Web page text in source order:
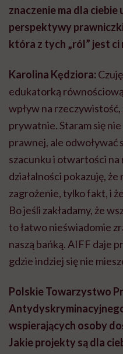
znaczenie ma dla ciebie
perspektywy
która z tych „ról” jest ci
Karolina Kędziora:
edukatorką
wpływ na
prywatnie. Staram się
prawnej, ale odwoływać
szacunku i otwartości
działalności pokazuję,
zagrożenie, tylko fakt, i
Bo jeśli zakładamy, że
to łatwo nieświadomie
naszą bańką. AIFF daje
gdzie indziej się nie
Polskie Towarzystwo
wspierających osoby
Jakie projekty są dla